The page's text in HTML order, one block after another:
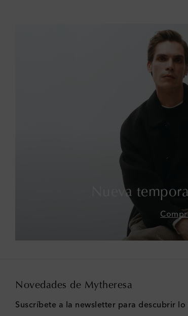
Nueva
Novedades de Mytheresa
Suscríbete a la newsletter para descubrir